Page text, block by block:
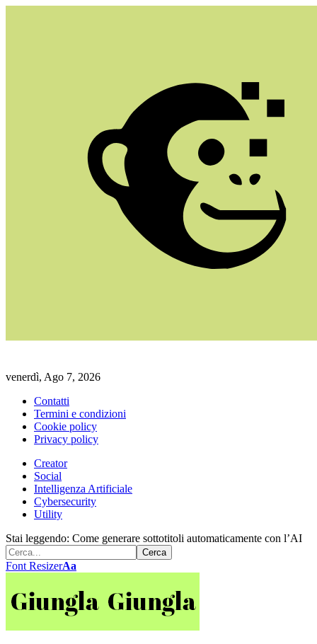
venerdì, Ago 7, 2026
Contatti
Termini e condizioni
Cookie policy
Privacy policy
Creator
Social
Intelligenza Artificiale
Cybersecurity
Utility
Stai leggendo: Come generare sottotitoli automaticamente con l’AI
Font ResizerAa